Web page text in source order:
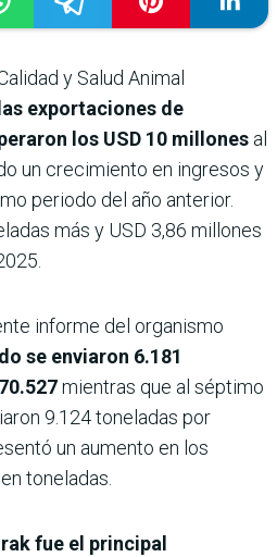
y Salud Animal
las exportaciones de
los USD 10 millones al
un crecimiento en ingresos y
periodo del año anterior.
más y USD 3,86 millones
informe del organismo
se enviaron 6.181
mientras que al séptimo
9.124 toneladas por
un aumento en los
toneladas.
fue el principal